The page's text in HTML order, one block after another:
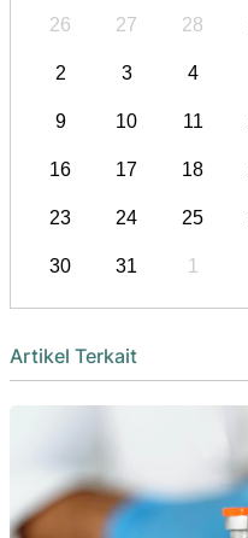
26 27 28
2 3 4
9 10 11
16 17 18
23 24 25
30 31 1
Artikel Terkait